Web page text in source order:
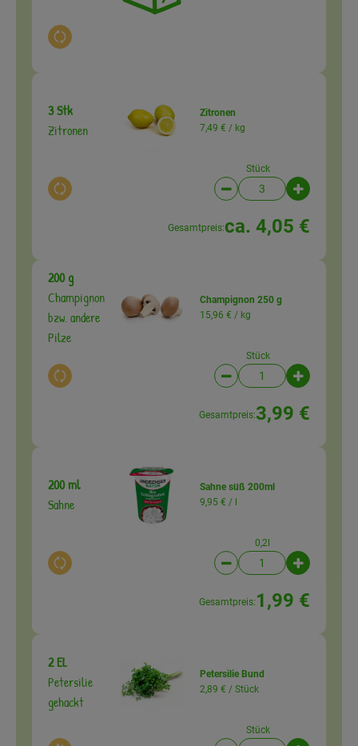
Auswahl ändern
3 Stk
Zitronen
Auswahl ändern
Zitronen
7,49 € / kg
Stück
Artikelanzahl
Gesamtpreis:ca. 4,05 €
200 g
Champignon
bzw. andere
Pilze
Auswahl ändern
Champignon 250 g
15,96 € / kg
Stück
Artikelanzahl
Gesamtpreis:3,99 €
200 ml
Sahne
Auswahl ändern
Sahne süß 200ml
9,95 € /
0,2l
Artikelanzahl
Gesamtpreis: 1,99 €
2 EL
Petersilie
gehackt
Petersilie Bund
2,89 € / Stück
Stück